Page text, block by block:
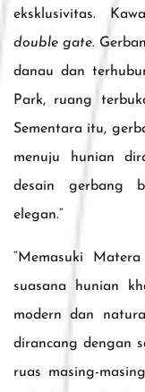
eksklusivitas.
double gate.
danau dan
Park, ruang
Sementara itu,
menuju hunian
desain gerbang
elegan.”
“Memasuki
suasana hunian
modern dan
dirancang dengan
ruas masing-